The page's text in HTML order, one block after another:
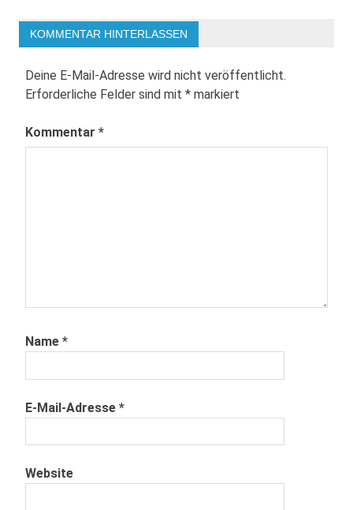
KOMMENTAR HINTERLASSEN
Deine E-Mail-Adresse wird nicht veröffentlicht.
Erforderliche Felder sind mit * markiert
Kommentar *
Name *
E-Mail-Adresse *
Website